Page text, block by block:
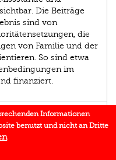
Die Beiträge
sind von
die
von Familie und der
So sind etwa
im
finanziert.
Informationen
benutzt und nicht an Dritte